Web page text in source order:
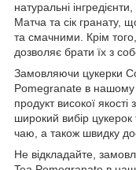
натуральні
Матча та сік гранату,
та смачними. Крім
дозволяє брати їх з
Замовляючи цукерки
Pomegranate в нашому
продукт високої
широкий вибір цукерок
чаю, а також швидку
Не відкладайте,